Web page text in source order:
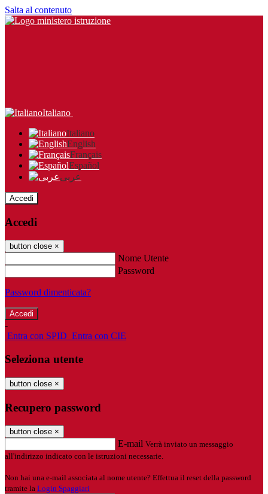
Salta al contenuto
Italiano
Italiano
English
Français
Español
عربى
Accedi
Accedi
button close ×
Nome Utente
Password
Password dimenticata?
-
Entra con SPID Entra con CIE
Seleziona utente
button close ×
Recupero password
button close ×
E-mail Verrà inviato un messaggio
all'indirizzo indicato con le istruzioni necessarie.
Non hai una e-mail associata al nome utente? Effettua il reset della password
tramite la Login Spaggiari